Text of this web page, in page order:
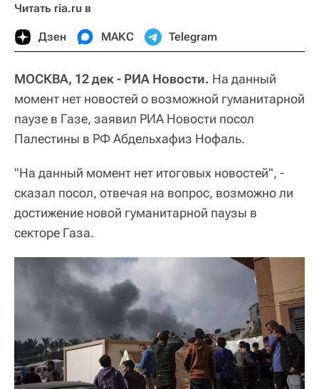
Читать ria.ru в
Дзен МАКС Telegram
МОСКВА, 12 дек - РИА Новости. На данный
момент нет новостей о возможной гуманитарной
паузе в Газе, заявил РИА Новости посол
Палестины в РФ Абдельхафиз Нофаль.
"На данный момент нет итоговых новостей", -
сказал посол, отвечая на вопрос, возможно ли
достижение новой гуманитарной паузы в
секторе Газа.